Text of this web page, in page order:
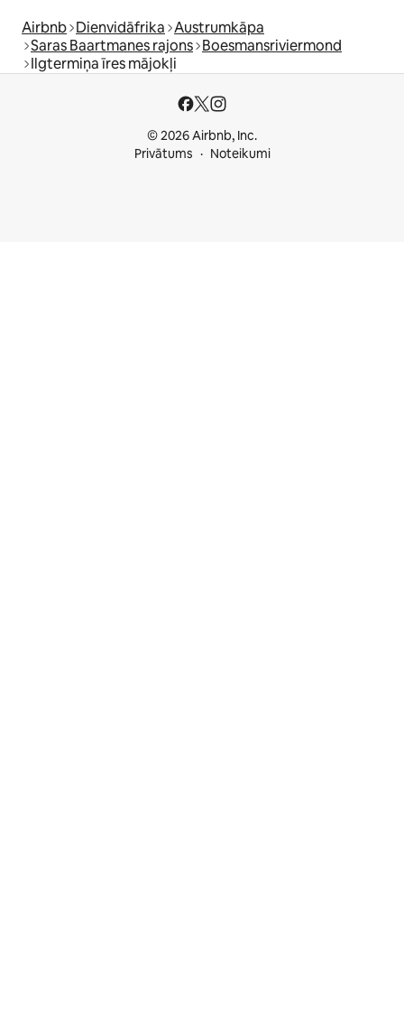
Airbnb Dienvidāfrika Austrumkāpa
Saras Baartmanes rajons Boesmansriviermond
Ilgtermiņa īres mājokļi
© 2026 Airbnb, Inc.
Privātums
Noteikumi